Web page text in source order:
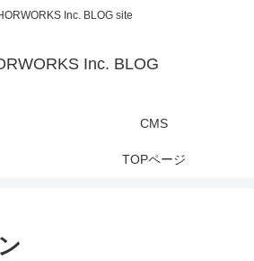
Inc. BLOG site
Inc. BLOG
CMS
TOPページ